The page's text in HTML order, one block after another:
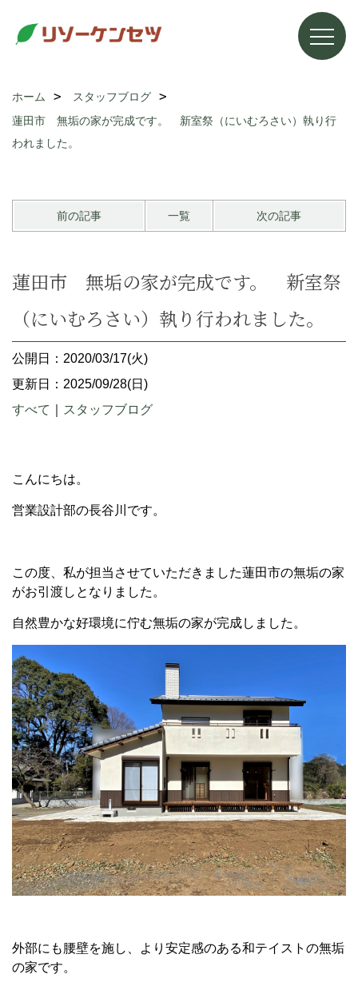
ホーム
スタッフブログ
蓮田市 無垢の家が完成です。 新室祭（にいむろさい）執り行
われました。
前の記事 一覧 次の記事
蓮田市 無垢の家が完成です。 新室祭
（にいむろさい）執り行われました。
公開日：2020/03/17(火)
更新日：2025/09/28(日)
すべて
スタッフブログ
こんにちは。
営業設計部の長谷川です。
この度、私が担当させていただきました蓮田市の無垢の家
がお引渡しとなりました。
自然豊かな好環境に佇む無垢の家が完成しました。
外部にも腰壁を施し、より安定感のある和テイストの無垢
の家です。